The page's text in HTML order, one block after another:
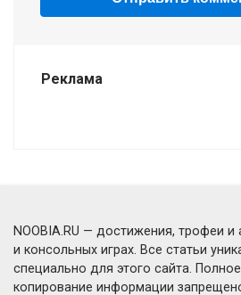
Реклама
NOOBIA.RU — достижения, трофеи
и консольных играх. Все статьи
специально для этого сайта.
копирование информации